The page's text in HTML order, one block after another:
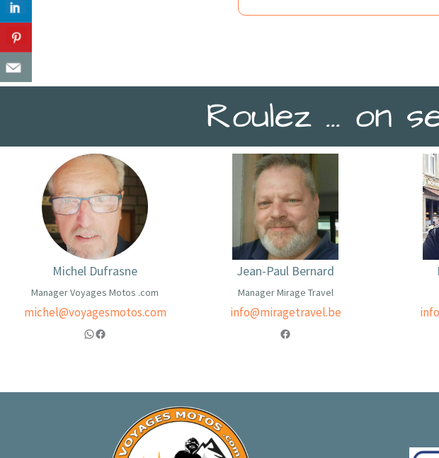
Roulez … on
Michel Dufrasne
Manager Voyages Motos .com
michel@voyagesmotos.com
WhatsApp
Facebook
Jean-Paul Bernard
Manager Mirage Travel
info@miragetravel.be
https://www.facebook.com/profile.php?id=100083157499423